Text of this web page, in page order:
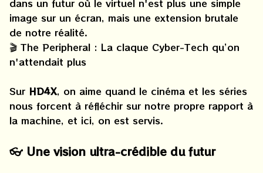
dans un futur où le virtuel n'est plus une simple
image sur un écran, mais une extension brutale
de notre réalité.
🎬 The Peripheral : La claque Cyber-Tech qu’on
n'attendait plus
Sur HD4X, on aime quand le cinéma et les séries
nous forcent à réfléchir sur notre propre rapport à
la machine, et ici, on est servis.
👓 Une vision ultra-crédible du futur